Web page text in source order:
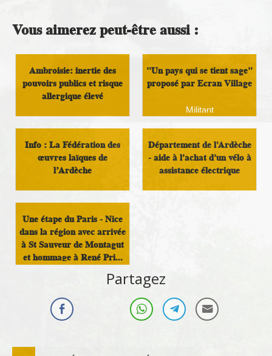
Vous aimerez peut-être aussi :
Ambroisie: inertie des
pouvoirs publics et risque
allergique élevé
"Un pays qui se tient sage"
proposé par Ecran Village
Militant
Info : La Fédération des
œuvres laïques de
l’Ardèche
Département de l'Ardèche
- aide à l'achat d'un vélo à
assistance électrique
Une étape du Paris - Nice
dans la région avec arrivée
à St Sauveur de Montagut
et hommage à René Pri...
Partagez